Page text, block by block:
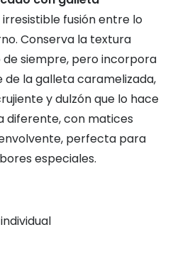
irresistible fusión entre lo
Conserva la textura
siempre, pero incorpora
de la galleta caramelizada,
y dulzón que lo hace
diferente, con matices
perfecta para
especiales.